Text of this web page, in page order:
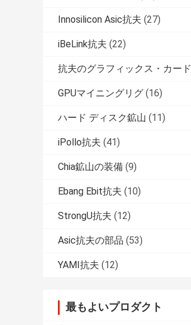
Innosilicon Asic抗夫 (27)
iBeLink抗夫 (22)
抗夫のグラフィックス・カード
GPUマイニングリグ (16)
ハード ディスク鉱山 (11)
iPollo抗夫 (41)
Chia鉱山の装備 (9)
Ebang Ebit抗夫 (10)
StrongU抗夫 (12)
Asic抗夫の部品 (53)
YAMI抗夫 (12)
最もよいプロダクト